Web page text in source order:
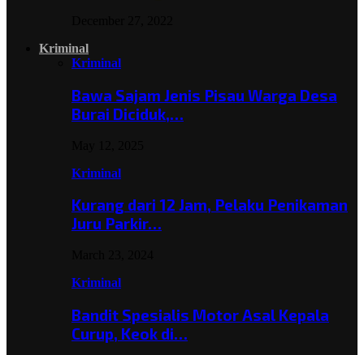
Kriminal
Kriminal
Bawa Sajam Jenis Pisau Warga Desa
Burai Diciduk,…
Kriminal
Kurang dari 12 Jam, Pelaku Penikaman
Juru Parkir…
Kriminal
Bandit Spesialis Motor Asal Kepala
Curup, Keok di…